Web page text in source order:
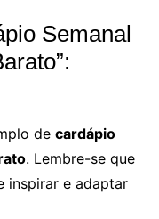
Semanal
de cardápio
. Lembre-se que
inspirar e adaptar